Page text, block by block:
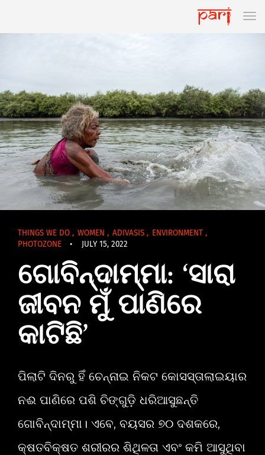
THINGS WE DO , WOMEN , ADIVASIS , ENVIRONMENT ,
PHOTOZONE
• JULY 15, 2022
ଗୋବିନ୍ଦାମ୍ମା: ‘ସାରା
ଜୀବନ ମୁଁ ପାଣିରେ
କାଟିଛି’
ପିଲାଟି ଦିନରୁ ହିଁ ଚେନ୍ନାଇ ନିକଟ କୋସସ୍‌ତାଲାଇୟାର
ନଈ ପାଣିରେ ପଶି ଚିଙ୍ଗୁଡ଼ି ଧରିଆସୁଛନ୍ତି
ଗୋବିନ୍ଦାମ୍ମା। ଏବେ, ବୟସର ୭୦ ଦଶକରେ,
କ୍ଷତବିକ୍ଷତ ଶରୀରର ଶିଥିଳତା ଏବଂ କମି ଆସୁଥିବା